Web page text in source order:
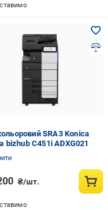
SRA3 Konica
bizhub C451i ADXG021
₴/шт.